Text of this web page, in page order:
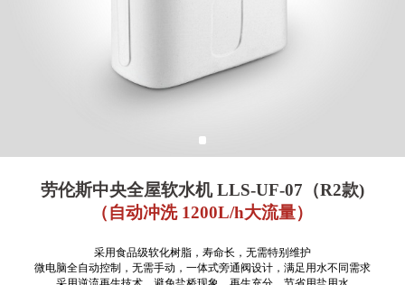
劳伦斯中央全屋软水机 LLS-UF-07（R2款)
（自动冲洗 1200L/h大流量）
采用食品级软化树脂，寿命长，无需特别维护
微电脑全自动控制，无需手动，一体式旁通阀设计，满足用水不同需求